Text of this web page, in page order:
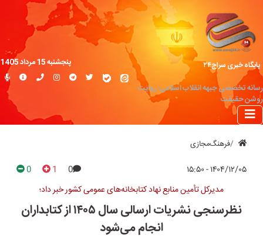
پایگاه خبری سراج۲۴
رسانه تخصصی جبهه انقلاب اسلامی؛ روایت
روشن حقیقت
پنجشنبه 15 مرداد 1405
فرهنگ‌مجازی
۱۴۰۴/۱۲/۰۵ - ۱۵:۵۰ 0
1
0
مدیرکل تأمین منابع نهاد کتابخانه‌های عمومی کشور خبر داد؛
نظرسنجی نشریات ارسالی سال ۱۴۰۵ از کتابداران
انجام می‌شود